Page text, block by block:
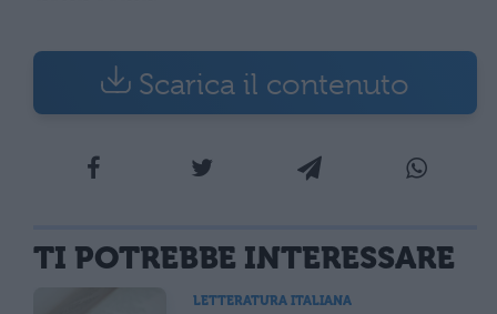
Scarica il contenuto
TI POTREBBE INTERESSARE
LETTERATURA ITALIANA